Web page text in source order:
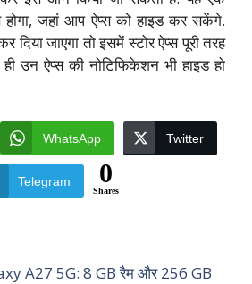
होगा, जहां आप ऐप्स को हाइड कर सकेंगे.
जाएगा तो इसमें स्टोर ऐप्स पूरी तरह
उन ऐप्स की नोटिफिकेशन भी हाइड हो
WhatsApp Twitter
Telegram 0
Shares
A27 5G: 8 GB रैम और 256 GB